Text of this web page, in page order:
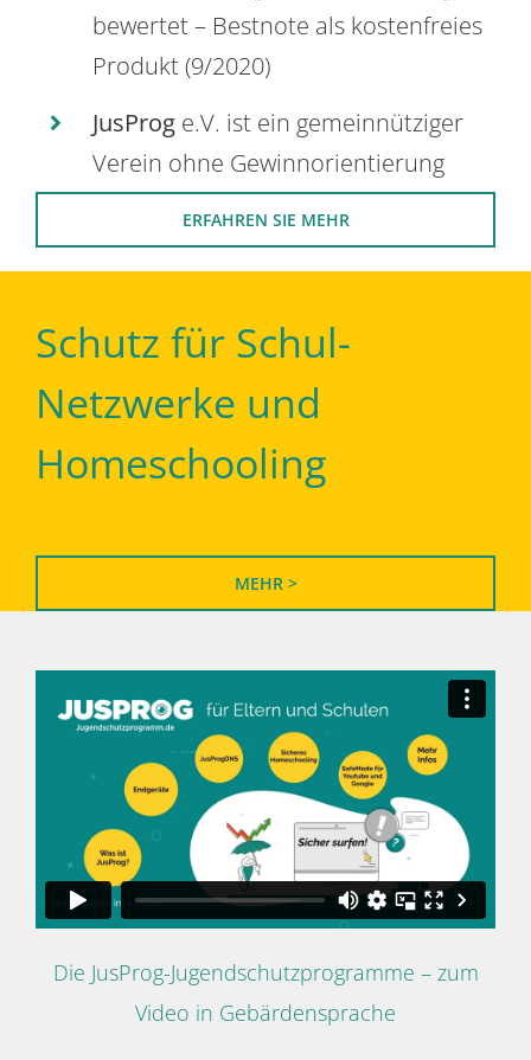
bewertet – Bestnote als kostenfreies
Produkt (9/2020)
JusProg e.V. ist ein gemeinnütziger
Verein ohne Gewinnorientierung
ERFAHREN SIE MEHR
Schutz für Schul-
Netzwerke und
Homeschooling
MEHR >
Die JusProg-Jugendschutzprogramme – zum
Video in Gebärdensprache